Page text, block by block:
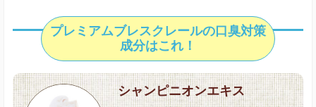
プレミアムブレスクレールの口臭対策
成分はこれ！
シャンピニオンエキス